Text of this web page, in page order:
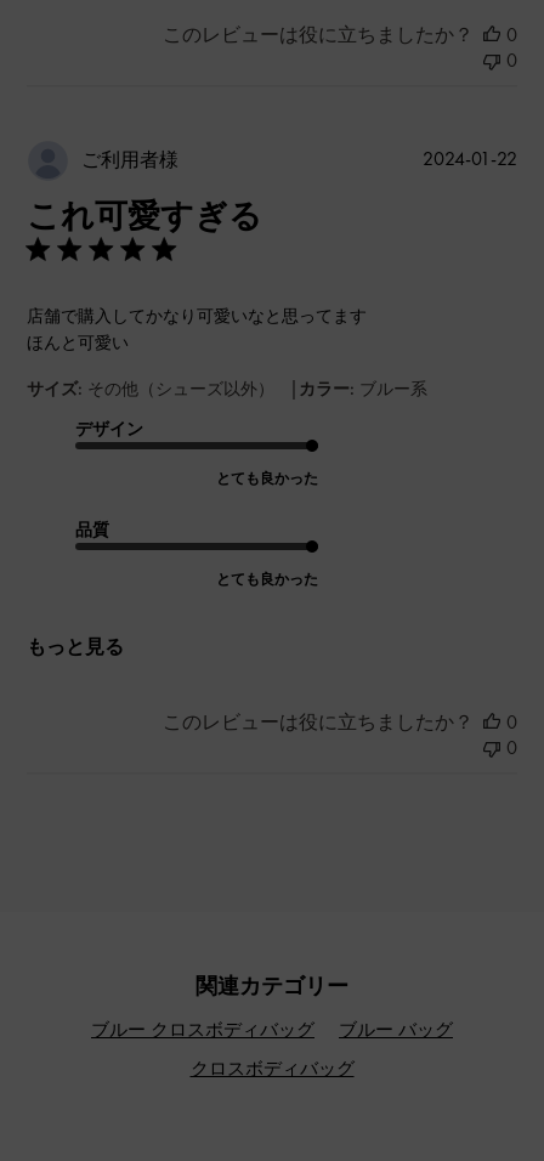
このレビューは役に立ちましたか？
0
0
ご利用者様
これ可愛すぎる
店舗で購入してかなり可愛いなと思ってます
ほんと可愛い
サイズ: その他（シューズ以外） | カラー: ブルー系
デザイン
とても良かった
品質
とても良かった
もっと見る
公
2024-01-22
このレビューは役に立ちましたか？
0
0
関連カテゴリー
ブルー クロスボディバッグ
ブルー バッグ
クロスボディバッグ